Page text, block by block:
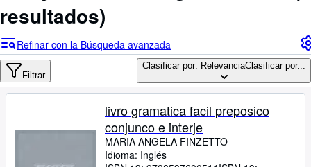
Colecciones
Libros antiguos
Arte y coleccionismo
Vendedores
resultados)
Refinar con la Búsqueda avanzada
Filtrar
Clasificar por: RelevanciaClasificar por...
livro gramatica facil preposico
conjunco e interje
MARIA ANGELA FINZETTO
Idioma: Inglés